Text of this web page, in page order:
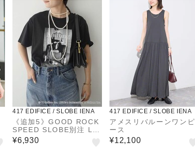
417 EDIFICE / SLOBE IENA
《追加5》GOOD ROCK
SPEED SLOBE別注 LIF
E PC PHOTO TEE1
¥6,930
417 EDIFICE / SLOBE IENA
アメスリバルーンワンピ
ース
¥12,100